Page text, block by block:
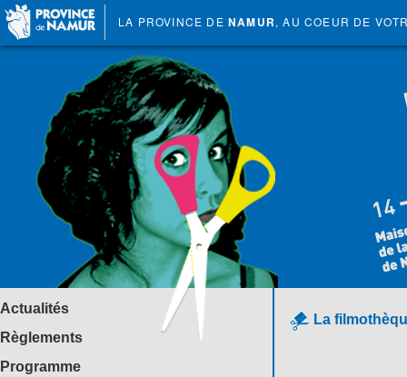
LA PROVINCE DE NAMUR, AU COEUR DE
Actualités
Règlements
Programme
La